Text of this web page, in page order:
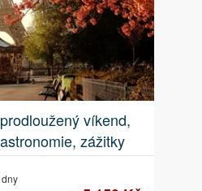
víkend,
zážitky